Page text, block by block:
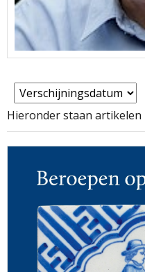
Hieronder staan artikelen